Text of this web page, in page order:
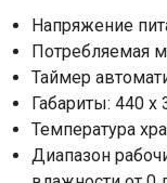
Напряжение
Потребляемая
Таймер
Габариты: 440
Температура
Диапазон